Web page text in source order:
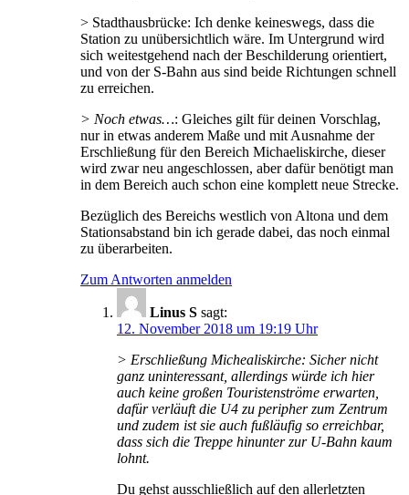
> Stadthausbrücke: Ich denke keineswegs, dass die
Station zu unübersichtlich wäre. Im Untergrund wird
sich weitestgehend nach der Beschilderung orientiert,
und von der S-Bahn aus sind beide Richtungen schnell
zu erreichen.
> Noch etwas…: Gleiches gilt für deinen Vorschlag,
nur in etwas anderem Maße und mit Ausnahme der
Erschließung für den Bereich Michaeliskirche, dieser
wird zwar neu angeschlossen, aber dafür benötigt man
in dem Bereich auch schon eine komplett neue Strecke.
Bezüglich des Bereichs westlich von Altona und dem
Stationsabstand bin ich gerade dabei, das noch einmal
zu überarbeiten.
Zum Antworten anmelden
Linus S sagt:
12. November 2018 um 19:19 Uhr
> Erschließung Michealiskirche: Sicher nicht
ganz uninteressant, allerdings würde ich hier
auch keine großen Touristenströme erwarten,
dafür verläuft die U4 zu peripher zum Zentrum
und zudem ist sie auch fußläufig so erreichbar,
dass sich die Treppe hinunter zur U-Bahn kaum
lohnt.
Du gehst ausschließlich auf den allerletzten